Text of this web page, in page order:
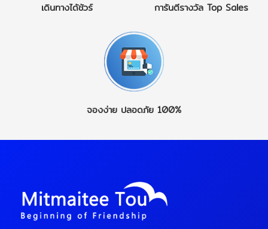
เดินทางได้ชัวร์ การันตีรางวัล Top Sales
จองง่าย ปลอดภัย 100%